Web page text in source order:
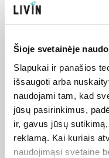
Šioje svetainėje
Slapukai ir panašios
išsaugoti arba
naudojami tam, kad
jūsų pasirinkimus,
ir, gavus jūsų
reklamą. Kai kuriais
naudojimąsi svetaine
Putojantis vynas
„Noughty Sparkling
Rose“, nealkoholinis
Thomson & Scott
750 ml
15.99 €/l
11,99 €